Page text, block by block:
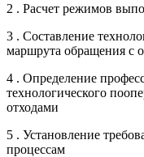
2 . Расчет режимов
3 . Составление
маршрута обращения с
4 . Определение
технологического
отходами
5 . Установление
процессам